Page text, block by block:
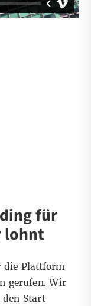
für
lohnt
die Plattform
gerufen. Wir
den Start